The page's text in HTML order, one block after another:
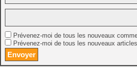
Prévenez-moi de tous les nouveaux
Prévenez-moi de tous les nouveaux